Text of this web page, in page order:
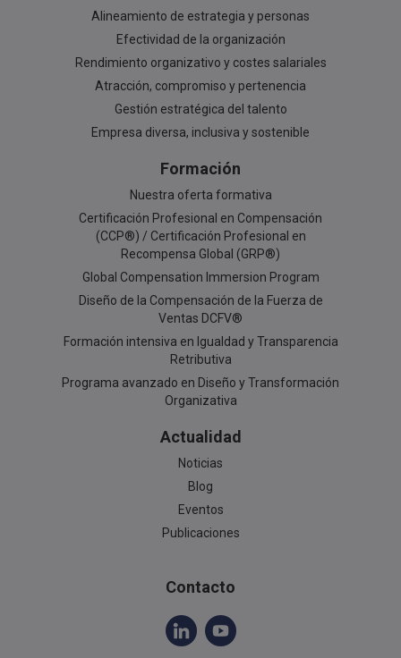
Alineamiento de estrategia y personas
Efectividad de la organización
Rendimiento organizativo y costes salariales
Atracción, compromiso y pertenencia
Gestión estratégica del talento
Empresa diversa, inclusiva y sostenible
Formación
Nuestra oferta formativa
Certificación Profesional en Compensación
(CCP®) / Certificación Profesional en
Recompensa Global (GRP®)
Global Compensation Immersion Program
Diseño de la Compensación de la Fuerza de
Ventas DCFV®
Formación intensiva en Igualdad y Transparencia
Retributiva
Programa avanzado en Diseño y Transformación
Organizativa
Actualidad
Noticias
Blog
Eventos
Publicaciones
Contacto